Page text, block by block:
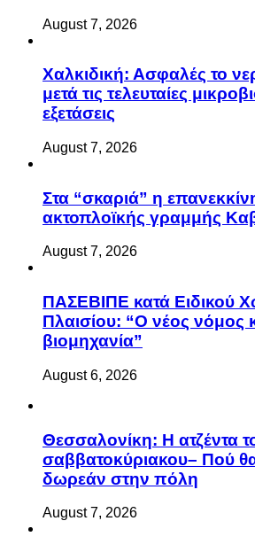
August 7, 2026
Χαλκιδική: Ασφαλές το
μετά τις τελευταίες
εξετάσεις
August 7, 2026
Στα “σκαριά” η
ακτοπλοϊκής γραμμής
August 7, 2026
ΠΑΣΕΒΙΠΕ κατά Ειδικού
Πλαισίου: “Ο νέος νόμος
βιομηχανία”
August 6, 2026
Θεσσαλονίκη: Η ατζέντα
σαββατοκύριακου– Πού θα
δωρεάν στην πόλη
August 7, 2026